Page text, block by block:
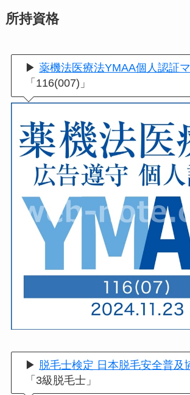
所持資格
▶薬機法医療法YMAA個人認証
「116(007)」
▶ 脱毛士検定 日本脱毛安全普及
「3級脱毛士」